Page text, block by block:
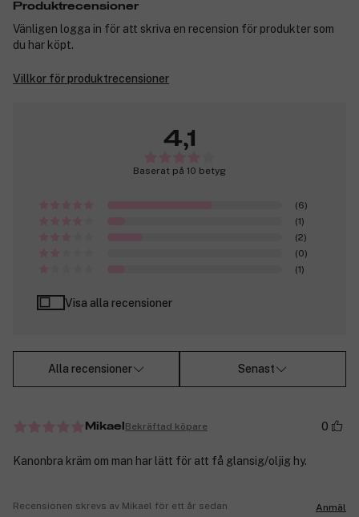
Produktrecensioner
Vänligen logga in för att skriva en recension för produkter som
du har köpt.
Villkor för produktrecensioner
4,1
Baserat på 10 betyg
(6)
(1)
(2)
(0)
(1)
Visa alla recensioner
Alla recensioner Senast
Mikael Bekräftad köpare 0
Kanonbra kräm om man har lätt för att få glansig/oljig hy.
Recensionen skrevs av Mikael för ett år sedan Anmäl